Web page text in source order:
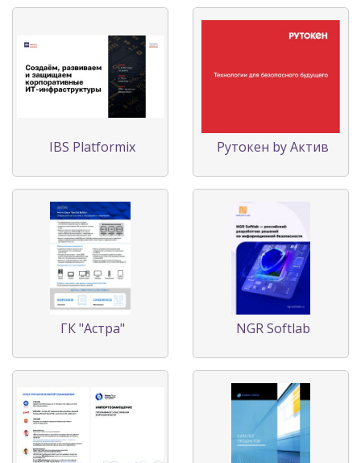
IBS Platformix Рутокен by Актив
ГК "Астра" NGR Softlab